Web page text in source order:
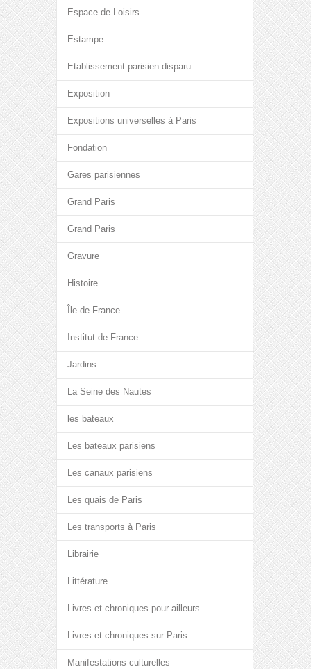
Espace de Loisirs
Estampe
Etablissement parisien disparu
Exposition
Expositions universelles à Paris
Fondation
Gares parisiennes
Grand Paris
Grand Paris
Gravure
Histoire
Île-de-France
Institut de France
Jardins
La Seine des Nautes
les bateaux
Les bateaux parisiens
Les canaux parisiens
Les quais de Paris
Les transports à Paris
Librairie
Littérature
Livres et chroniques pour ailleurs
Livres et chroniques sur Paris
Manifestations culturelles